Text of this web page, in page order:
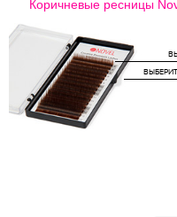
Коричневые ресницы